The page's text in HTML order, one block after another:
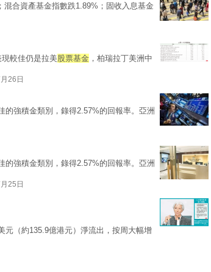
混合資產基金指數跌1.89%；固收入息基金
較佳仍是拉美股票基金 ，柏瑞拉丁美洲中
26日
的強積金類別，錄得2.57%的回報率。亞洲
的強積金類別，錄得2.57%的回報率。亞洲
25日
元（約135.9億港元）淨流出，按周大幅增